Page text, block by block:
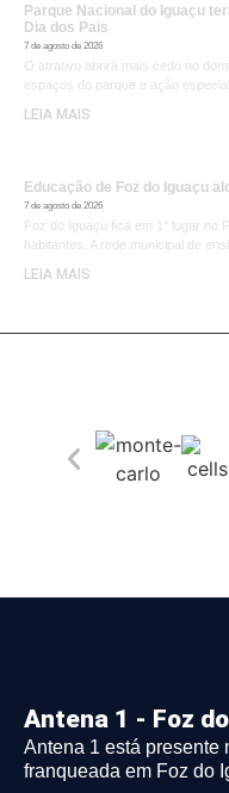
Parque Nacional do Iguaçu
Dia dos Pais
7 de agosto de 2026
O atrativo abrirá mais cedo no
espaços do parque e ação
LEIA MAIS
Educação de Foz do Iguaçu
7 de agosto de 2026
Foz do Iguaçu fica em 1° lugar no
habitantes. A rede municipal de
LEIA MAIS
Antena 1 - Foz
Antena 1 está presente
franqueada em Foz do